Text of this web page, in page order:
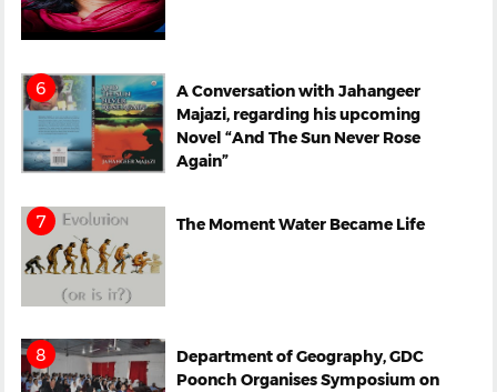
A Conversation with Jahangeer
Majazi, regarding his upcoming
Novel “And The Sun Never Rose
Again”
The Moment Water Became Life
Department of Geography, GDC
Poonch Organises Symposium on